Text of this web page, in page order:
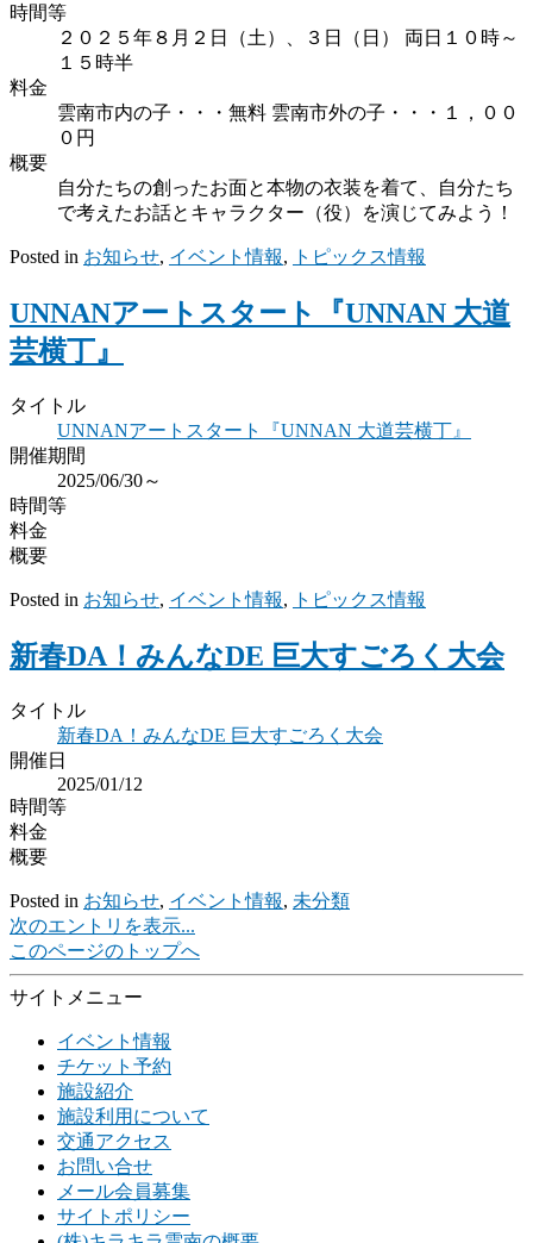
時間等
２０２５年８月２日（土）、３日（日） 両日１０時～
１５時半
料金
雲南市内の子・・・無料 雲南市外の子・・・１，００
０円
概要
自分たちの創ったお面と本物の衣装を着て、自分たち
で考えたお話とキャラクター（役）を演じてみよう！
Posted in お知らせ, イベント情報, トピックス情報
UNNANアートスタート『UNNAN 大道
芸横丁』
タイトル
UNNANアートスタート『UNNAN 大道芸横丁』
開催期間
2025/06/30～
時間等
料金
概要
Posted in お知らせ, イベント情報, トピックス情報
新春DA！みんなDE 巨大すごろく大会
タイトル
新春DA！みんなDE 巨大すごろく大会
開催日
2025/01/12
時間等
料金
概要
Posted in お知らせ, イベント情報, 未分類
次のエントリを表示...
このページのトップへ
サイトメニュー
イベント情報
チケット予約
施設紹介
施設利用について
交通アクセス
お問い合せ
メール会員募集
サイトポリシー